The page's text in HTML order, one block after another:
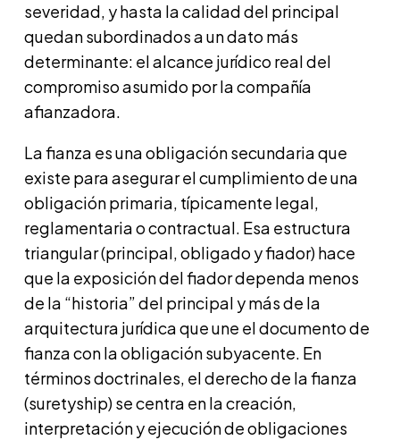
severidad, y hasta la calidad del principal
quedan subordinados a un dato más
determinante: el alcance jurídico real del
compromiso asumido por la compañía
afianzadora.
La fianza es una obligación secundaria que
existe para asegurar el cumplimiento de una
obligación primaria, típicamente legal,
reglamentaria o contractual. Esa estructura
triangular (principal, obligado y fiador) hace
que la exposición del fiador dependa menos
de la “historia” del principal y más de la
arquitectura jurídica que une el documento de
fianza con la obligación subyacente. En
términos doctrinales, el derecho de la fianza
(suretyship) se centra en la creación,
interpretación y ejecución de obligaciones